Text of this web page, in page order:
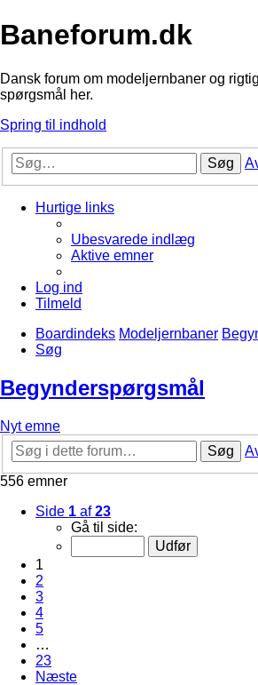
Baneforum.dk
Dansk forum om modeljernbaner og
spørgsmål her.
Spring til indhold
Søg
Hurtige links
Ubesvarede indlæg
Aktive emner
Log ind
Tilmeld
Boardindeks Modeljernbaner
Søg
Begynderspørgsmål
Nyt emne
Søg
556 emner
Side 1 af23
Gå til side:
1
2
3
4
5
…
23
Næste